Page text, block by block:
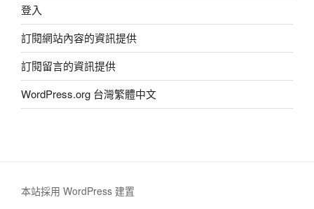
登入
訂閱網站內容的資訊提供
訂閱留言的資訊提供
WordPress.org 台灣繁體中文
本站採用 WordPress 建置